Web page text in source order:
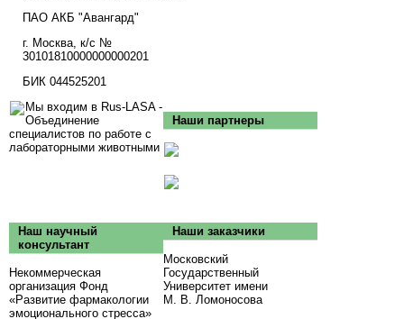
ПАО АКБ "Авангард"
г. Москва, к/с №
30101810000000000201
БИК 044525201
Мы входим в Rus-LASA -
Объединение
специалистов по работе с
лабораторными животными
Наши партнеры
Наш научный
консультант
Некоммерческая
организация Фонд
«Развитие фармакологии
эмоционального стресса»
Наши заказчики
Московский
Государственный
Университет имени
М. В. Ломоносова